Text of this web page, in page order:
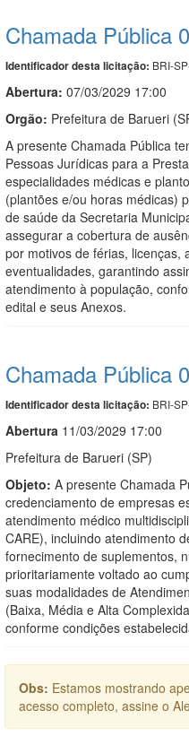
Chamada Pública
Identificador desta licitação: BRI-
Abertura: 07/03/2029 17:00
Orgão: Prefeitura de Barueri
A presente Chamada Pública
Pessoas Jurídicas para a
especialidades médicas e
(plantões e/ou horas médicas)
de saúde da Secretaria
assegurar a cobertura de
por motivos de férias, licenças,
eventualidades, garantindo
atendimento à população,
edital e seus Anexos.
Chamada Pública
Identificador desta licitação: BRI-
Abertura 11/03/2029 17:00
Prefeitura de Barueri (SP)
Objeto: A presente Chamada
credenciamento de empresas
atendimento médico
CARE), incluindo atendimento
fornecimento de suplementos,
prioritariamente voltado ao
suas modalidades de
(Baixa, Média e Alta
conforme condições
Obs: Estamos mostrando
acesso completo, assine o